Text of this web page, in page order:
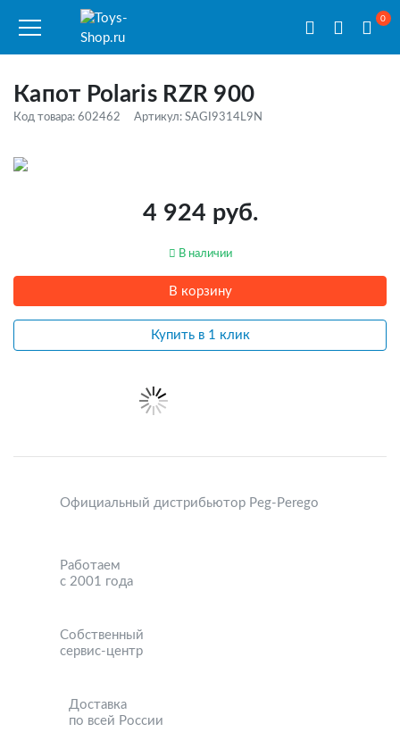
0
Капот Polaris RZR 900
Код товара: 602462 Артикул: SAGI9314L9N
4 924 руб.
В наличии
В корзину
Купить в 1 клик
Официальный дистрибьютор Peg-Perego
Работаем
с 2001 года
Собственный
сервис-центр
Доставка
по всей России